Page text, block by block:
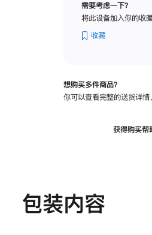
理
可
斜
需要考虑一下？
将此设备加入你的收
收藏
想购买多件商品？
你可以查看完整的送货详情
获得购买帮
包装内容